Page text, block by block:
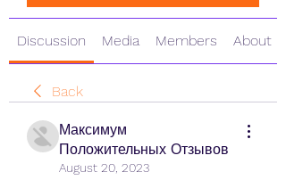
Discussion Media Members About
Back
Максимум
Положительных Отзывов
August 20, 2023